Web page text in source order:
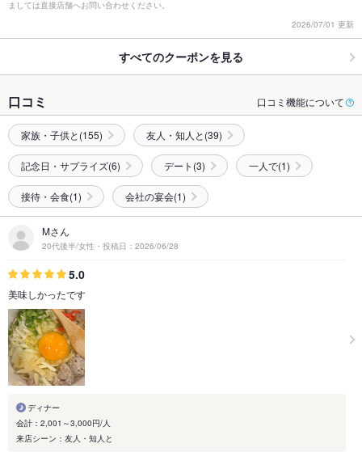
ましては直接店舗へお問い合わせください。
2026/07/01 更新
すべてのクーポンを見る
口コミ 口コミ機能について
家族・子供と(155) 友人・知人と(39)
記念日・サプライズ(6) デート(3) 一人で(1)
接待・会食(1) 会社の宴会(1)
Mさん
20代後半/女性・投稿日：2026/06/28
5.0
美味しかったです
ディナー
会計：2,001～3,000円/人
来店シーン：友人・知人と